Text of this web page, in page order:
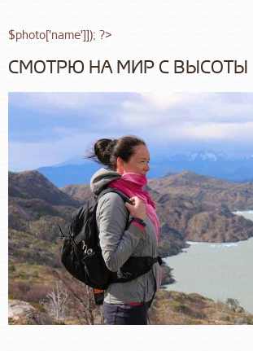
$photo['name']]); ?>
СМОТРЮ НА МИР С ВЫСОТЫ